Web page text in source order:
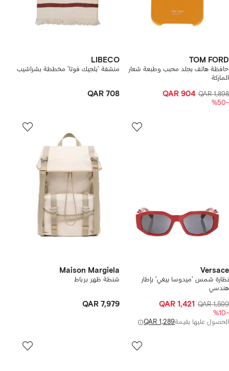
TOM FORD
حافظة هاتف بجلد محبب وطبعة شعار
الماركة
QAR 1,898
QAR 904
-%50
LIBECO
منشفة 'بلجيك فوتا' مخططة بشراشيب
QAR 708
Versace
نظارة شمس 'ميدوسا بيغي' بإطار
هندسي
QAR 1,599
QAR 1,421
-%10
الحصول عليها بقيمةQAR 1,289
Maison Margiela
شنطة ظهر برباط
QAR 7,979